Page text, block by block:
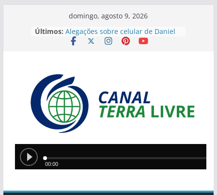
domingo, agosto 9, 2026
Últimos: Alegações sobre celular de Daniel
Vorcaro levantam especulações
manutenção
Operação da PM encontra
plantação de maconha e apreende
armas na zona rural de São
Raimundo Nonato
JEPIs 2026 movimentam Teresina
Lula e Alcolumbre retomam diálogo
em encontro na casa de Alexandre